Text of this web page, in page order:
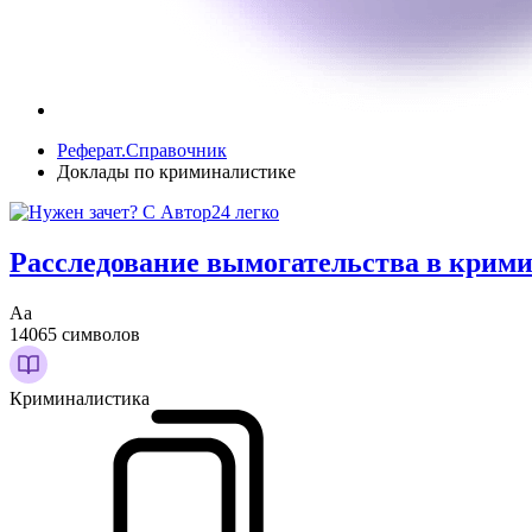
Реферат.Справочник
Доклады по криминалистике
Расследование вымогательства в
Аа
14065 символов
Криминалистика